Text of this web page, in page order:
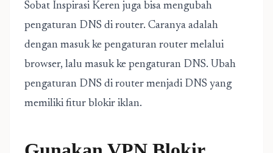
Sobat Inspirasi Keren juga bisa mengubah
pengaturan DNS di router. Caranya adalah
dengan masuk ke pengaturan router melalui
browser, lalu masuk ke pengaturan DNS. Ubah
pengaturan DNS di router menjadi DNS yang
memiliki fitur blokir iklan.